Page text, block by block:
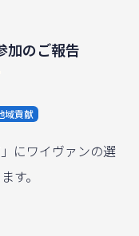
加のご報告
域貢献
にワイヴァンの選
す。